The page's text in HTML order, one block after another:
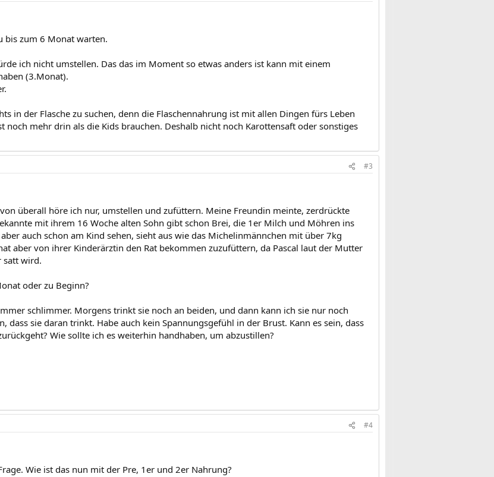
bis zum 6 Monat warten.
ich nicht umstellen. Das das im Moment so etwas anders ist kann mit einem
(3.Monat).
in der Flasche zu suchen, denn die Flaschennahrung ist mit allen Dingen fürs Leben
noch mehr drin als die Kids brauchen. Deshalb nicht noch Karottensaft oder sonstiges
#3
überall höre ich nur, umstellen und zufüttern. Meine Freundin meinte, zerdrückte
mit ihrem 16 Woche alten Sohn gibt schon Brei, die 1er Milch und Möhren ins
auch schon am Kind sehen, sieht aus wie das Michelinmännchen mit über 7kg
aber von ihrer Kinderärztin den Rat bekommen zuzufüttern, da Pascal laut der Mutter
satt wird.
oder zu Beginn?
schlimmer. Morgens trinkt sie noch an beiden, und dann kann ich sie nur noch
dass sie daran trinkt. Habe auch kein Spannungsgefühl in der Brust. Kann es sein, dass
Wie sollte ich es weiterhin handhaben, um abzustillen?
#4
Wie ist das nun mit der Pre, 1er und 2er Nahrung?